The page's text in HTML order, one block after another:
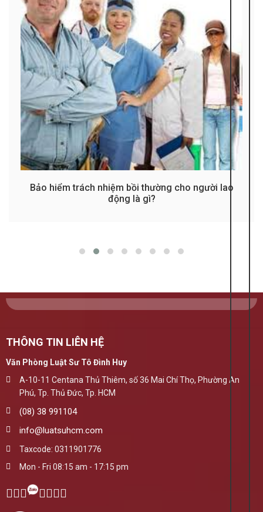
Bảo hiểm trách nhiệm bồi thường cho người lao
động là gì?
THÔNG TIN LIÊN HỆ
Văn Phòng Luật Sư Tô Đình Huy
A-10-11 Centana Thủ Thiêm, số 36 Mai Chí Thọ, Phường An
Phú, Tp. Thủ Đức, Tp. HCM
(08) 38 991104
info@luatsuhcm.com
Taxcode: 0311901776
Mon - Fri 08:15 am - 17:15 pm